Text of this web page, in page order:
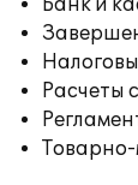
Банк и
Расчеты